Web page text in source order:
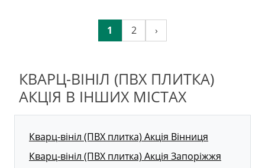
1 2 ›
КВАРЦ-ВІНІЛ (ПВХ ПЛИТКА)
АКЦІЯ В ІНШИХ МІСТАХ
Кварц-вініл (ПВХ плитка) Акція Вінниця
Кварц-вініл (ПВХ плитка) Акція Запоріжжя